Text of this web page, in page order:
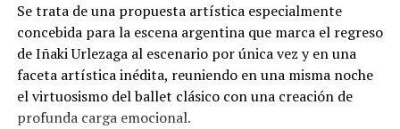
Se trata de una propuesta artística especialmente
concebida para la escena argentina que marca el regreso
de Iñaki Urlezaga al escenario por única vez y en una
faceta artística inédita, reuniendo en una misma noche
el virtuosismo del ballet clásico con una creación de
profunda carga emocional.